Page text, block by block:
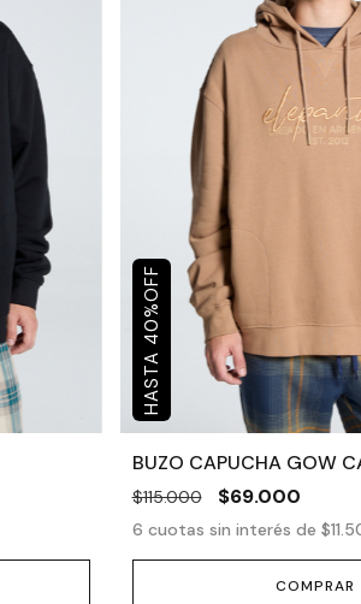
40
%
OFF
BUZO CAPUCHA GOW
$115.000 $69.000
6 cuotas sin interés de
COMPRAR